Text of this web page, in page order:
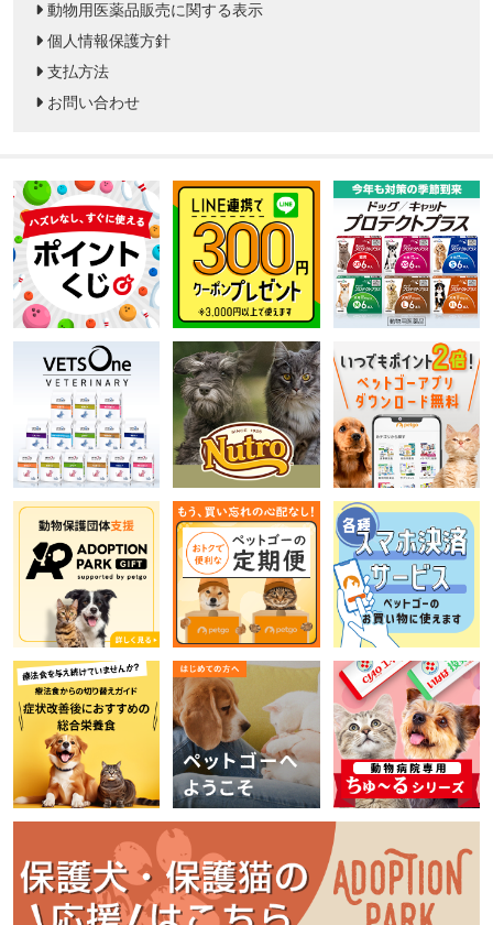
動物用医薬品販売に関する表示
個人情報保護方針
支払方法
お問い合わせ